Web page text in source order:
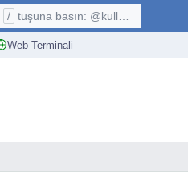
Web Terminali
/ tuşuna basın: @kullanıcı, $sembol, ...